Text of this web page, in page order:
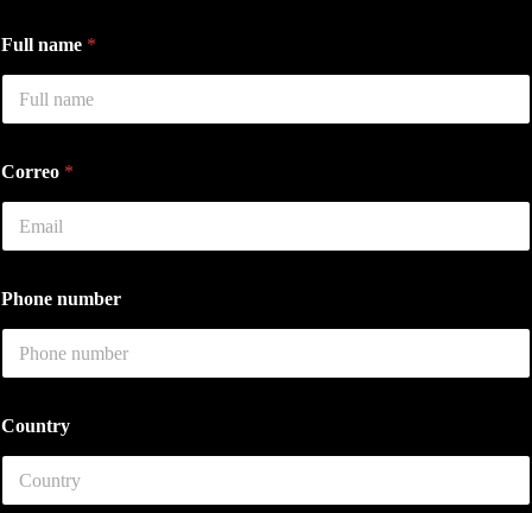
e
F
l
*
Full name *
Correo *
Phone number
Country